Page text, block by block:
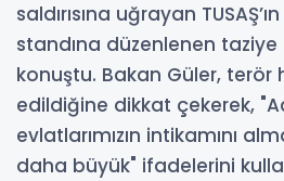
saldırısına uğrayan
standına düzenlenen
konuştu. Bakan Güler, terör
edildiğine dikkat çekerek,
evlatlarımızın intikamını
daha büyük" ifadelerini